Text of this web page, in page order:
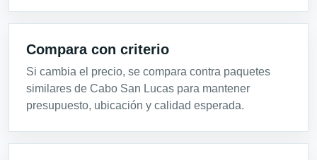
Compara con criterio
Si cambia el precio, se compara contra paquetes
similares de Cabo San Lucas para mantener
presupuesto, ubicación y calidad esperada.